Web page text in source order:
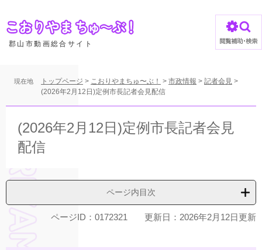
ジ
。
郡山市動画総合サイト
現在地 トップページ > こおりやまちゅ〜ぶ！ > 市政情報 > 記者会見 >
(2026年2月12日)定例市長記者会見配信
(2026年2月12日)定例市長記者会見
配信
ページ内目次
ページID：0172321 更新日：2026年2月12日更新